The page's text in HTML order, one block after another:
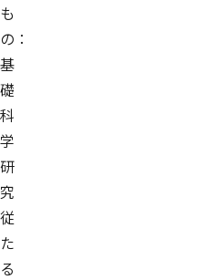
も
の：
基
礎
科
学
研
究
従
た
る